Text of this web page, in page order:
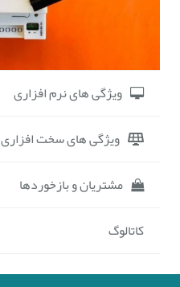
ویژگی های نرم افزاری
ویژگی های سخت افزاری
مشتریان و بازخوردها
کاتالوگ